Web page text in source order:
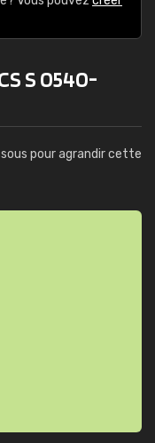
S 0540-
pour agrandir cette